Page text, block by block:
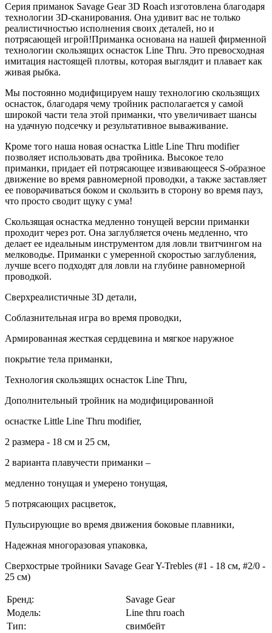
Серия приманок Savage Gear 3D Roach изготовлена благодаря
технологии 3D-сканирования. Она удивит вас не только
реалистичностью исполнения своих деталей, но и
потрясающей игрой!Приманка основана на нашей фирменной
технологии скользящих оснасток Line Thru. Это превосходная
имитация настоящей плотвы, которая выглядит и плавает как
живая рыбка.
Мы постоянно модифицируем нашу технологию скользящих
оснасток, благодаря чему тройник располагается у самой
широкой части тела этой приманки, что увеличивает шансы
на удачную подсечку и результативное вываживание.
Кроме того наша новая оснастка Little Line Thru modifier
позволяет использовать два тройника. Высокое тело
приманки, придает ей потрясающее извивающееся S-образное
движение во время равномерной проводки, а также заставляет
ее поворачиваться боком и скользить в сторону во время пауз,
что просто сводит щуку с ума!
Скользящая оснастка медленно тонущей версии приманки
проходит через рот. Она заглубляется очень медленно, что
делает ее идеальным инструментом для ловли твитчингом на
мелководье. Приманки с умеренной скоростью заглубления,
лучше всего подходят для ловли на глубине равномерной
проводкой.
Сверхреалистичные 3D детали,
Соблазнительная игра во время проводки,
Армированная жесткая сердцевина и мягкое наружное
покрытие тела приманки,
Технология скользящих оснасток Line Thru,
Дополнительный тройник на модифицированной
оснастке Little Line Thru modifier,
2 размера - 18 см и 25 см,
2 варианта плавучести приманки –
медленно тонущая и умерено тонущая,
5 потрясающих расцветок,
Пульсирующие во время движения боковые плавники,
Надежная многоразовая упаковка,
Сверхострые тройники Savage Gear Y-Trebles (#1 - 18 см, #2/0 -
25 см)
Бренд:
Savage Gear
Модель:
Line thru roach
Тип:
свимбейт